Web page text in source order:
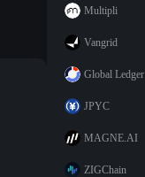
Multipli
Vangrid
Global Ledger
JPYC
MAGNE.AI
ZIGChain